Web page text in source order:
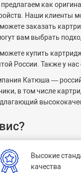
как
Наши клиенты
заказать
вам выбрать
купить
России. Также у
Катюша —
в том числе
Высокие
качества